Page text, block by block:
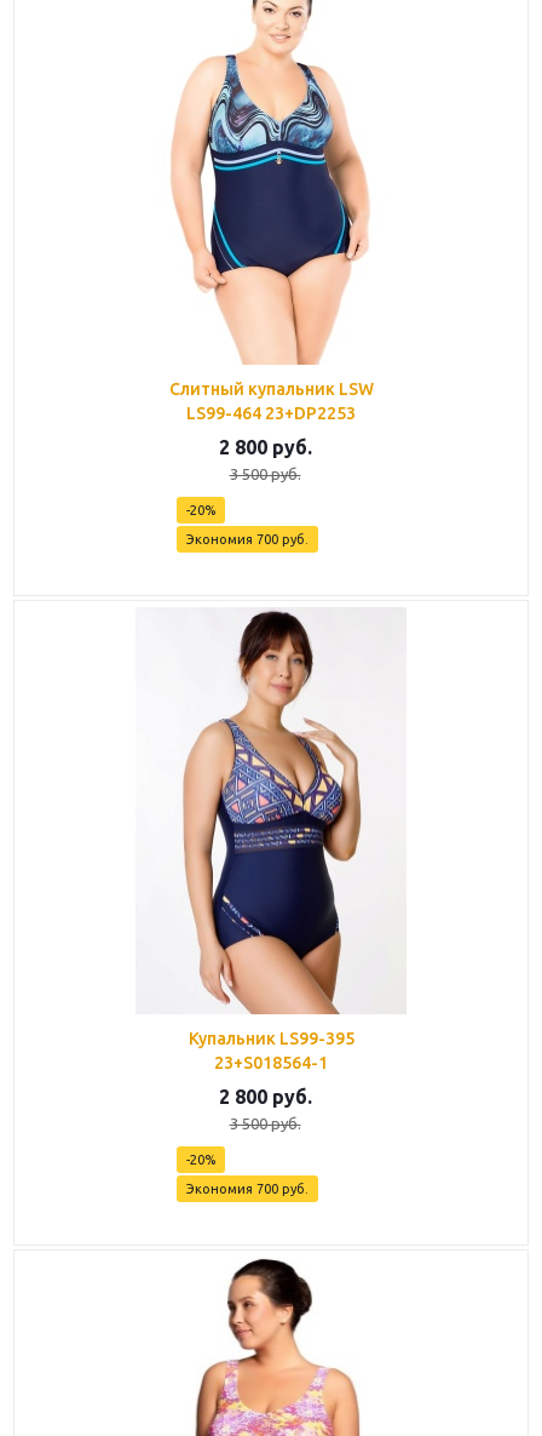
Слитный купальник LSW
LS99-464 23+DP2253
2 800руб.
3 500руб.
-20%
Экономия 700руб.
Купальник LS99-395
23+S018564-1
2 800руб.
3 500руб.
-20%
Экономия 700руб.